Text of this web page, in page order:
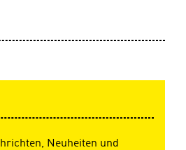
Neuheiten und